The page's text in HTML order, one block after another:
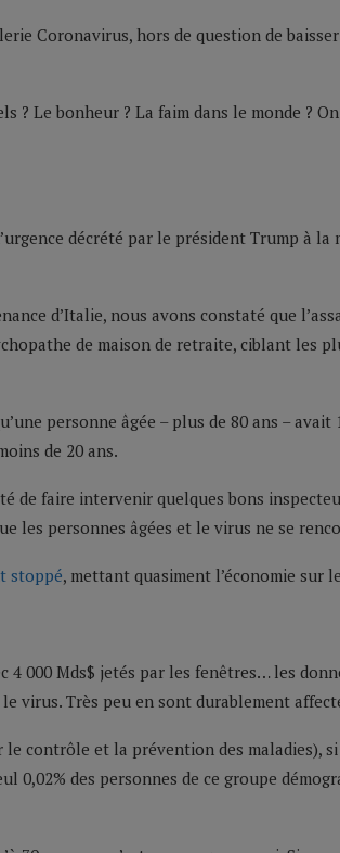
Coronavirus, hors de question de
? Le bonheur ? La faim dans le monde ?
décrété par le président Trump à la
d’Italie, nous avons constaté que
de maison de retraite, ciblant les
personne âgée – plus de 80 ans –
de 20 ans.
de faire intervenir quelques bons
les personnes âgées et le virus ne se
stoppé, mettant quasiment l’économie sur
4 000 Mds$ jetés par les fenêtres… les
virus. Très peu en sont durablement
contrôle et la prévention des maladies),
0,02% des personnes de ce groupe